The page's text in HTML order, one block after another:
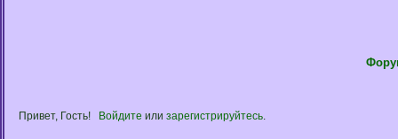
Привет, Гость! Войдите или зарегистрируйтесь.